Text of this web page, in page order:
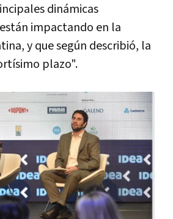
dinámicas
impactando en la
y que según describió, la
plazo".